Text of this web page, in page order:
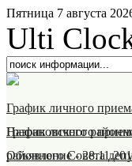
Пятница 7 августа
Ulti
График личного
Назрановского
График личного
районного Совета
Объявление-